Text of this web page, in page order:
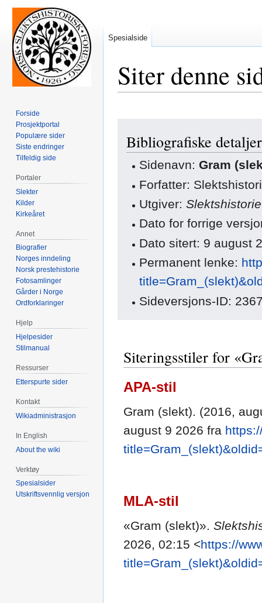
Siter denne
navigering
søkBibliografiske
Sidenavn:Gram
Forfatter:
Utgiver:
Dato for forrige
Dato sitert: 9 august
Permanent lenke:
Sideversjons-ID:
Siteringsstiler for
APA-stil
Gram (slekt). (2016,
august 9 2026 fra
MLA-stil
«Gram (slekt)».
2026, 02:15 <https://
Spesialside
Forside
Prosjektportal
Populære sider
Siste endringer
Tilfeldig side
Portaler
Slekter
Kilder
Kirkeåret
Annet
Biografier
Norges inndeling
Norsk prestehistorie
Fotosamlinger
Gårder i Norge
Ordforklaringer
Hjelp
Hjelpesider
Stilmanual
Ressurser
Etterspurte sider
Kontakt
Wikiadministrasjon
In English
About the wiki
Verktøy
Spesialsider
Utskriftsvennlig versjon